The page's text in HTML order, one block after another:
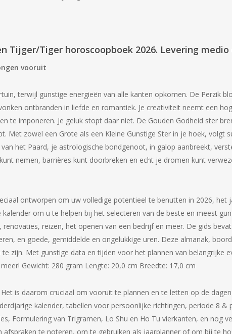
Tijger/Tiger horoscoopboek 2026. Levering medio
vooruit
terwijl gunstige energieën van alle kanten opkomen. De Perzik
ontbranden in liefde en romantiek. Je creativiteit neemt een
te imponeren. Je geluk stopt daar niet. De Gouden Godheid ster
Met zowel een Grote als een Kleine Gunstige Ster in je hoek, volgt
het Paard, je astrologische bondgenoot, in galop aanbreekt,
nemen, barrières kunt doorbreken en echt je dromen kunt
ontworpen om uw volledige potentieel te benutten in 2026, het
om u te helpen bij het selecteren van de beste en meest
reizen, het openen van een bedrijf en meer. De gids
en goede, gemiddelde en ongelukkige uren. Deze almanak,
zijn. Met gunstige data en tijden voor het plannen van belangrijke
Gewicht: 280 gram Lengte: 20,0 cm Breedte: 17,0 cm
is daarom cruciaal om vooruit te plannen en te letten op de
kalender, tabellen voor persoonlijke richtingen, periode 8
Formulering van Trigramen, Lo Shu en Ho Tu vierkanten, en nog
te noteren, om te gebruiken als jaarplanner of om bij te